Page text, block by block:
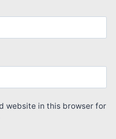
website in this browser for